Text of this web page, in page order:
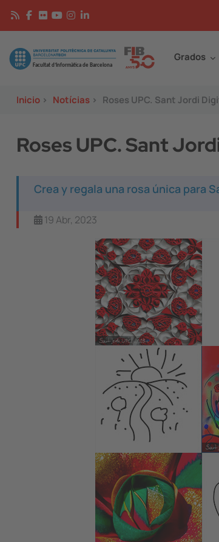
Pasar al contenido principal
Image Grados
Inicio > Notícias > Roses UPC. Sant Jordi
Roses UPC. Sant
Crea y regala una rosa única para
19 Abr, 2023